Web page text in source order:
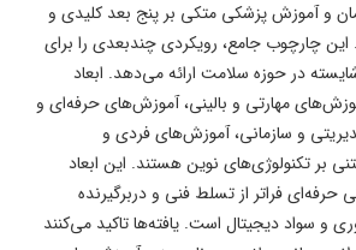
و آموزش پزشکی متکی بر پنج بعد کلیدی و
این چارچوب جامع، رویکردی چندبعدی را برای
در حوزه سلامت ارائه می‌دهد. ابعاد
مهارتی و بالینی، آموزش‌های حرفه‌ای و
و سازمانی، آموزش‌های فردی و
بر تکنولوژی‌های نوین هستند. این ابعاد
فراتر از تسلط فنی و دربرگیرنده
و سواد دیجیتال است. یافته‌ها تاکید می‌کنند